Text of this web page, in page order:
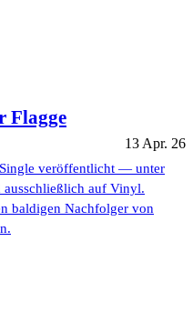
Flagge
13 Apr. 26
veröffentlicht — unter
ausschließlich auf Vinyl.
baldigen Nachfolger von